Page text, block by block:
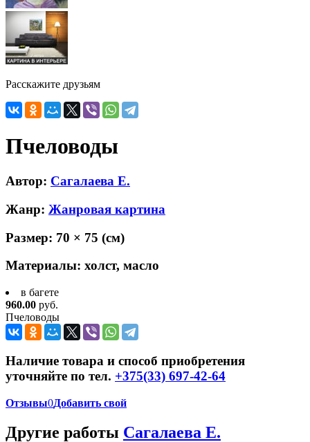
Расскажите друзьям
Пчеловоды
Автор: Сагалаева Е.
Жанр: Жанровая картина
Размер: 70 × 75 (см)
Материалы: холст, масло
в багете
960.00 руб.
Пчеловоды
Наличие товара и способ приобретения
уточняйте по тел. +375(33) 697-42-64
Отзывы0Добавить свой
Другие работы Сагалаева Е.